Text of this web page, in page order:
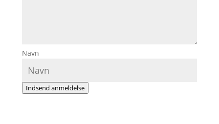
Navn
Indsend anmeldelse